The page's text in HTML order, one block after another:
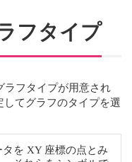
フタイプ
ラフタイプが用意され
してグラフのタイプを選
タを XY 座標の点とみ